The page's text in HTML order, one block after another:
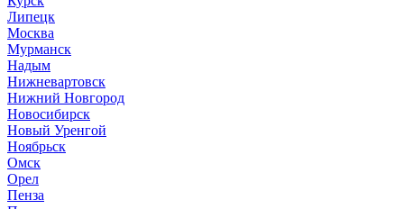
Липецк
Москва
Мурманск
Надым
Нижневартовск
Нижний Новгород
Новосибирск
Новый Уренгой
Ноябрьск
Омск
Орел
Пенза